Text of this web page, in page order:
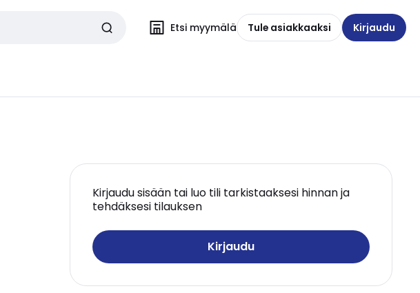
Etsi myymälä Tule asiakkaaksi Kirjaudu
Kirjaudu sisään tai luo tili tarkistaaksesi hinnan ja
tehdäksesi tilauksen
Kirjaudu